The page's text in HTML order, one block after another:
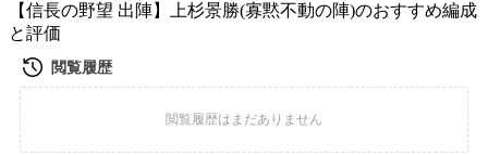
【信長の野望 出陣】上杉景勝(寡黙不動の陣)のおすすめ編成
と評価